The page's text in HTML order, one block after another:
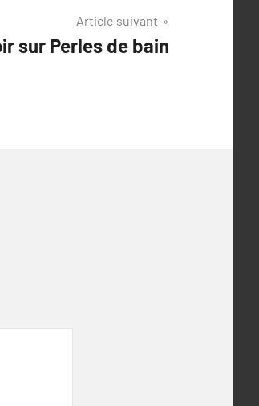
Article suivant
sur Perles de bain